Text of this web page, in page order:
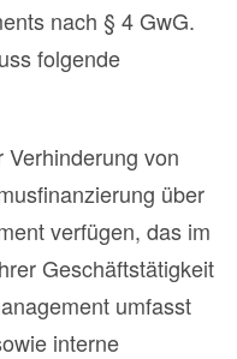
nach § 4 GwG.
folgende
von
über
verfügen, das im
Geschäftstätigkeit
umfasst
interne